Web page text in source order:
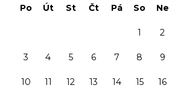
Po Út St Čt Pá So Ne
1 2
3 4 5 6 7 8 9
10 11 12 13 14 15 16